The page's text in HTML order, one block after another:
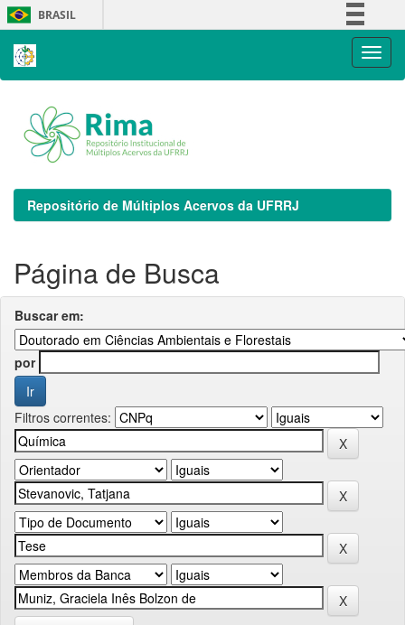
Skip
navigation
BRASIL
Repositório de Múltiplos Acervos da UFRRJ
Página de Busca
Buscar em:
por
Filtros correntes: